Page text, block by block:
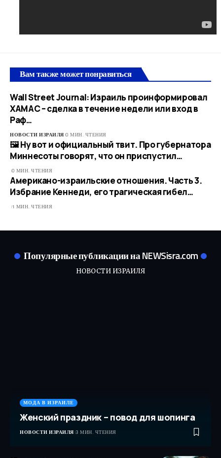
Вам также может понравиться
Wall Street Journal: Израиль проинформировал
ХАМАС – сделка в течение недели или вход в
Раф…
НОВОСТИ ИЗРАИЛЯ 0 МИН. ЧТЕНИЯ
🖼 Ну вот и официальный твит. Про губернатора
Миннесоты говорят, что он приспустил…
0 МИН. ЧТЕНИЯ
Американо-израильские отношения. Часть 3.
Избрание Кеннеди, его трагическая гибел…
1 МИН. ЧТЕНИЯ
Популярные публикации на NEWSisra.com
НОВОСТИ ИЗРАИЛЯ
МОДА В ИЗРАИЛЕ
Женский праздник – повод для шопинга
НОВОСТИ ИЗРАИЛЯ 3 МИН. ЧТЕНИЯ